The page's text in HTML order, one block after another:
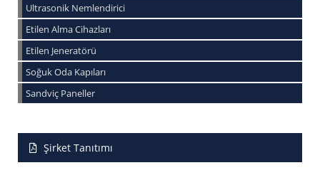
Ultrasonik Nemlendirici
Etilen Alma Cihazları
Etilen Jeneratörü
Soğuk Oda Kapıları
Sandviç Paneller
Şirket Tanıtımı